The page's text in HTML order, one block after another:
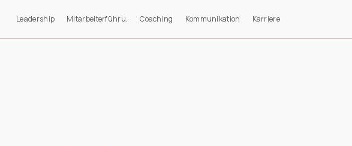
Leadership Mitarbeiterführu. Coaching Kommunikation Karriere